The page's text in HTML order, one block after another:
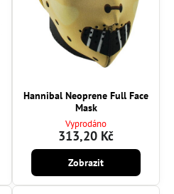
Hannibal Neoprene Full Face
Mask
Vyprodáno
313,20 Kč
Zobrazit